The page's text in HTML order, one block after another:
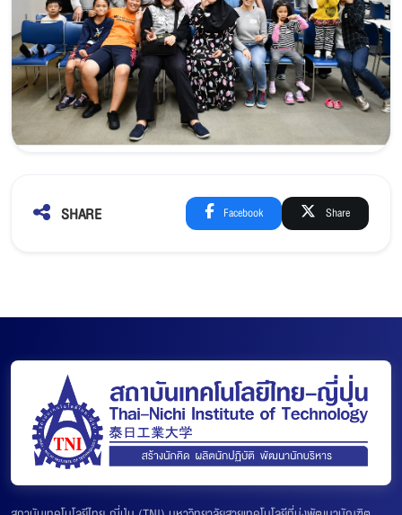
SHARE Facebook Share